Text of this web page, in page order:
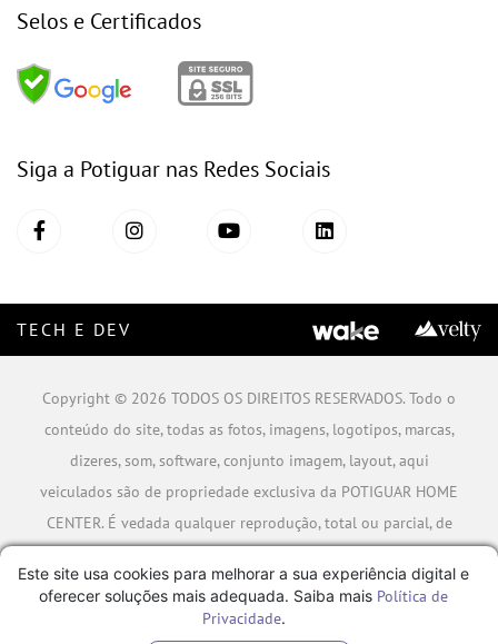
Selos e Certificados
Siga a Potiguar nas Redes Sociais
TECH E DEV
Copyright © 2026 TODOS OS DIREITOS RESERVADOS. Todo o
conteúdo do site, todas as fotos, imagens, logotipos, marcas,
dizeres, som, software, conjunto imagem, layout, aqui
veiculados são de propriedade exclusiva da POTIGUAR HOME
CENTER. É vedada qualquer reprodução, total ou parcial, de
A violação de qualquer direito mencionado implicará na
responsabilização cível e criminal nos termos da Lei.
Este site usa cookies para melhorar a sua experiência digital e
oferecer soluções mais adequada. Saiba mais Política de
Privacidade.